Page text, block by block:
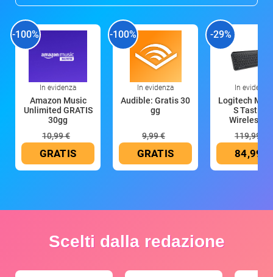
-100%
In evidenza
Amazon Music
Unlimited GRATIS
30gg
10,99 €
GRATIS
-100%
In evidenza
Audible: Gratis 30
gg
9,99 €
GRATIS
-29%
In evidenza
Logitech MX
S Tastiera
Wireless
119,99 €
84,99 €
Scelti dalla redazione